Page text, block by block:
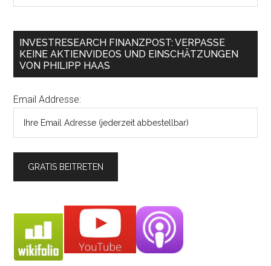
INVESTRESEARCH FINANZPOST: VERPASSE
KEINE AKTIENVIDEOS UND EINSCHÄTZUNGEN
VON PHILIPP HAAS
Email Addresse: